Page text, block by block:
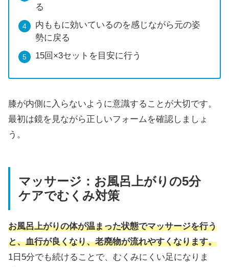
る
内ももに効いているのを感じながら元の姿
勢に戻る
15回×3セットを目安に行う
膝が内側に入らないように意識することが大切です。
最初は鏡を見ながら正しいフォームを確認しましょ
う。
マッサージ：お風呂上がりの5分
ケアでむくみ対策
お風呂上がりの体が温まった状態でマッサージを行う
と、血行が良くなり、老廃物が流れやすくなります。
1日5分でも続けることで、むくみにくい足になりま